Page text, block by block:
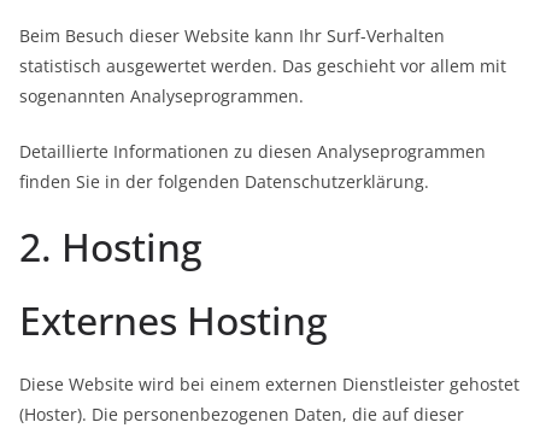
Beim Besuch dieser Website kann Ihr Surf-Verhalten
statistisch ausgewertet werden. Das geschieht vor allem mit
sogenannten Analyseprogrammen.
Detaillierte Informationen zu diesen Analyseprogrammen
finden Sie in der folgenden Datenschutzerklärung.
2. Hosting
Externes Hosting
Diese Website wird bei einem externen Dienstleister gehostet
(Hoster). Die personenbezogenen Daten, die auf dieser